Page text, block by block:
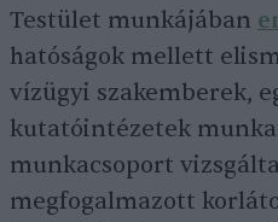
Testület munkájában
hatóságok mellett
vízügyi szakemberek,
kutatóintézetek
munkacsoport
megfogalmazott